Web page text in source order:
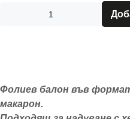
Фолиев балон във
макарон.